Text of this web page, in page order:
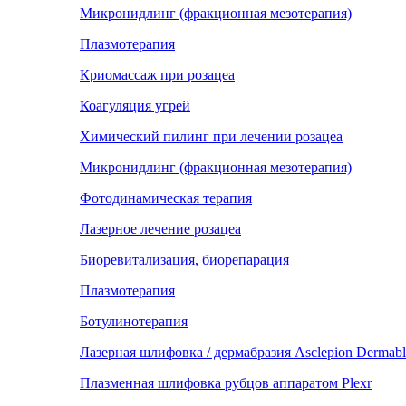
Микронидлинг (фракционная мезотерапия)
Плазмотерапия
Криомассаж при розацеа
Коагуляция угрей
Химический пилинг при лечении розацеа
Микронидлинг (фракционная мезотерапия)
Фотодинамическая терапия
Лазерное лечение розацеа
Биоревитализация, биорепарация
Плазмотерапия
Ботулинотерапия
Лазерная шлифовка / дермабразия Asclepion
Плазменная шлифовка рубцов аппаратом Plexr